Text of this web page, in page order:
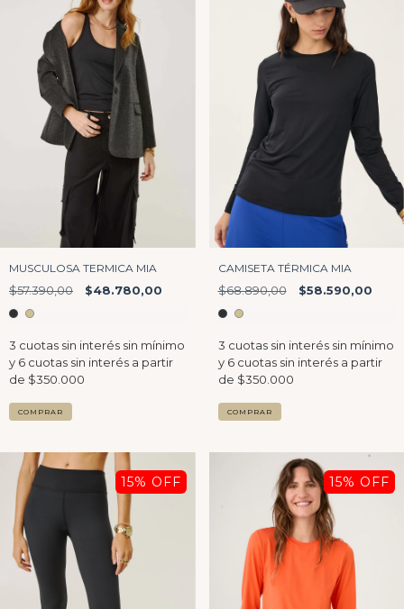
MUSCULOSA TERMICA MIA
$57.390,00 $48.780,00
COMPRAR
CAMISETA TÉRMICA MIA
$68.890,00 $58.590,00
COMPRAR
15% OFF 15% OFF